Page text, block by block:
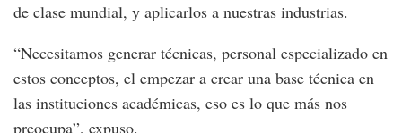
de clase mundial, y aplicarlos a nuestras industrias.
“Necesitamos generar técnicas, personal especializado en
estos conceptos, el empezar a crear una base técnica en
las instituciones académicas, eso es lo que más nos
preocupa”, expuso.